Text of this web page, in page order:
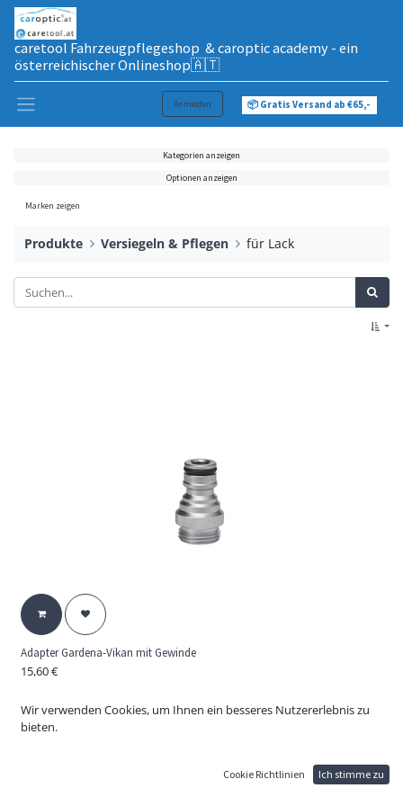
caretool Fahrzeugpflegeshop & caroptic academy - ein
österreichischer Onlineshop🇦🇹
Anmelden 📦 Gratis Versand ab €65,-
Kategorien anzeigen
Optionen anzeigen
Marken zeigen
Produkte Versiegeln & Pflegen für Lack
Adapter Gardena-Vikan mit Gewinde
15,60€
Transport-Systeme.
Wir verwenden Cookies, um Ihnen ein besseres Nutzererlebnis zu
bieten.
Cookie Richtlinien Ich stimme zu